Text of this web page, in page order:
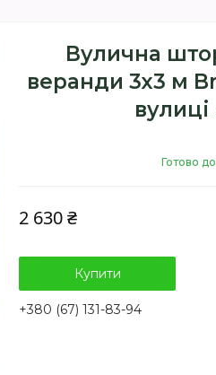
Вулична
веранди 3х3 м
Готово
2 630 ₴
Купити
+380 (67) 131-83-94